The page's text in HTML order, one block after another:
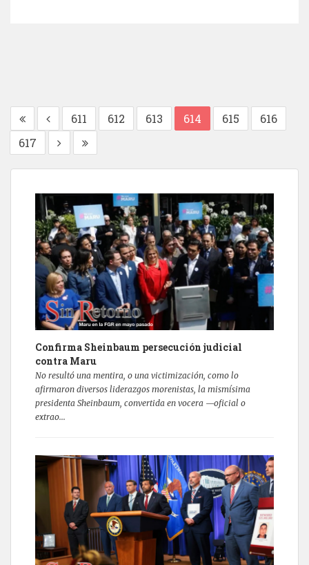
611 612 613 614 615
616
617
Confirma Sheinbaum persecución judicial
contra Maru
No resultó una mentira, o una victimización, como lo
afirmaron diversos liderazgos morenistas, la mismísima
presidenta Sheinbaum, convertida en vocera —oficial o
extrao...